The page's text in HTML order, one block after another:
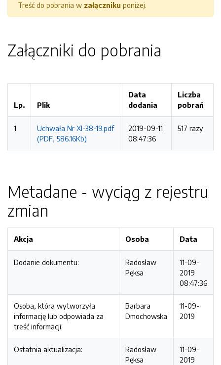
Treść do pobrania w załączniku poniżej.
Załączniki do pobrania
Lp. Plik
Data
dodania
Liczba
pobrań
1
Uchwała Nr XI-38-19.pdf
(PDF, 586.16Kb)
2019-09-11
08:47:36
517 razy
Metadane - wyciąg z rejestru
zmian
Akcja Osoba Data
Dodanie dokumentu:
Radosław
Pęksa
11-09-
2019
08:47:36
Osoba, która wytworzyła
informację lub odpowiada za
treść informacji:
Barbara
Dmochowska
11-09-
2019
Ostatnia aktualizacja:
Radosław
Pęksa
11-09-
2019